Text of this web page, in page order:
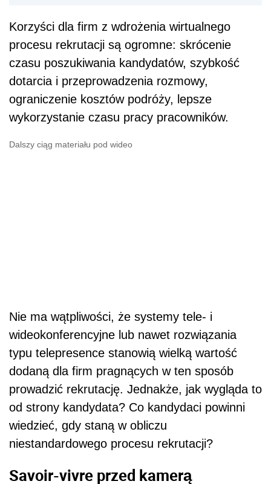
Korzyści dla firm z wdrożenia wirtualnego
procesu rekrutacji są ogromne: skrócenie
czasu poszukiwania kandydatów, szybkość
dotarcia i przeprowadzenia rozmowy,
ograniczenie kosztów podróży, lepsze
wykorzystanie czasu pracy pracowników.
Dalszy ciąg materiału pod wideo
Nie ma wątpliwości, że systemy tele- i
wideokonferencyjne lub nawet rozwiązania
typu telepresence stanowią wielką wartość
dodaną dla firm pragnących w ten sposób
prowadzić rekrutację. Jednakże, jak wygląda to
od strony kandydata? Co kandydaci powinni
wiedzieć, gdy staną w obliczu
niestandardowego procesu rekrutacji?
Savoir-vivre przed kamerą